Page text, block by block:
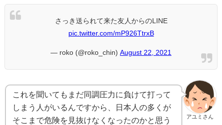
さっき送られて来た友人からのLINE
pic.twitter.com/mP926TtrxB
— roko (@roko_chin) August 22, 2021
アユミさん
これを聞いてもまだ同調圧力に負けて打って
しまう人がいるんですから、日本人の多くが
そこまで危険を見抜けなくなったのかと思う